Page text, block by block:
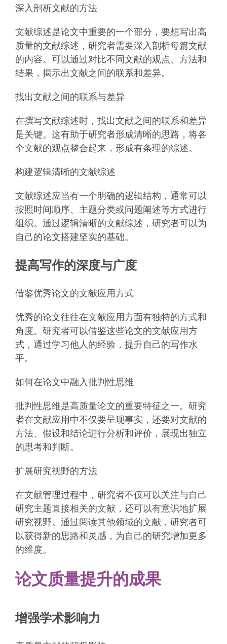
深入剖析文献的方法
文献综述是论文中重要的一个部分，要想写出高
质量的文献综述，研究者需要深入剖析每篇文献
的内容。可以通过对比不同文献的观点、方法和
结果，揭示出文献之间的联系和差异。
找出文献之间的联系与差异
在撰写文献综述时，找出文献之间的联系和差异
是关键。这有助于研究者形成清晰的思路，将各
个文献的观点整合起来，形成有条理的综述。
构建逻辑清晰的文献综述
文献综述应当有一个明确的逻辑结构，通常可以
按照时间顺序、主题分类或问题阐述等方式进行
组织。通过逻辑清晰的文献综述，研究者可以为
自己的论文搭建坚实的基础。
提高写作的深度与广度
借鉴优秀论文的文献应用方式
优秀的论文往往在文献应用方面有独特的方式和
角度。研究者可以借鉴这些论文的文献应用方
式，通过学习他人的经验，提升自己的写作水
平。
如何在论文中融入批判性思维
批判性思维是高质量论文的重要特征之一。研究
者在文献应用中不仅要呈现事实，还要对文献的
方法、假设和结论进行分析和评价，展现出独立
的思考和判断。
扩展研究视野的方法
在文献管理过程中，研究者不仅可以关注与自己
研究主题直接相关的文献，还可以有意识地扩展
研究视野。通过阅读其他领域的文献，研究者可
以获得新的思路和灵感，为自己的研究增加更多
的维度。
论文质量提升的成果
增强学术影响力